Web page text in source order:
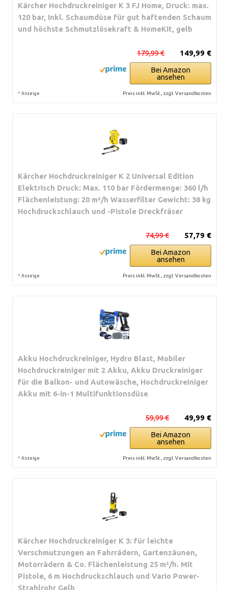
Kärcher Hochdruckreiniger K 3 FJ Home, Druck: max.
120 bar, Inkl. Schaumdüse für gut haftenden Schaum
und höchste Schmutzlösekraft & HomeKit, gelb
149,99 €
179,99 €
Bei Amazon
ansehen
* Anzeige Preis inkl. MwSt., zzgl. Versandkosten
Kärcher Hochdruckreiniger K 2 Universal Edition
Elektrisch Druck: Max. 110 bar Fördermenge: 360 l/h
Flächenleistung: 20 m²/h Wasserfilter Gewicht: 38 kg
Hochdruckschlauch und -Pistole Dreckfräser
57,79 €
74,99 €
Bei Amazon
ansehen
* Anzeige Preis inkl. MwSt., zzgl. Versandkosten
Akku Hochdruckreiniger, Hydro Blast, Mobiler
Hochdruckreiniger mit 2 Akku, Akku Druckreiniger
für die Balkon- und Autowäsche, Hochdruckreiniger
Akku mit 6-in-1 Multifunktionsdüse
49,99 €
59,99 €
Bei Amazon
ansehen
* Anzeige Preis inkl. MwSt., zzgl. Versandkosten
Kärcher Hochdruckreiniger K 3: für leichte
Verschmutzungen an Fahrrädern, Gartenzäunen,
Motorrädern & Co. Flächenleistung 25 m²/h. Mit
Pistole, 6 m Hochdruckschlauch und Vario Power-
Strahlrohr Gelb